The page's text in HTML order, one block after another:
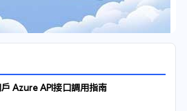
Azure API接口調用指南